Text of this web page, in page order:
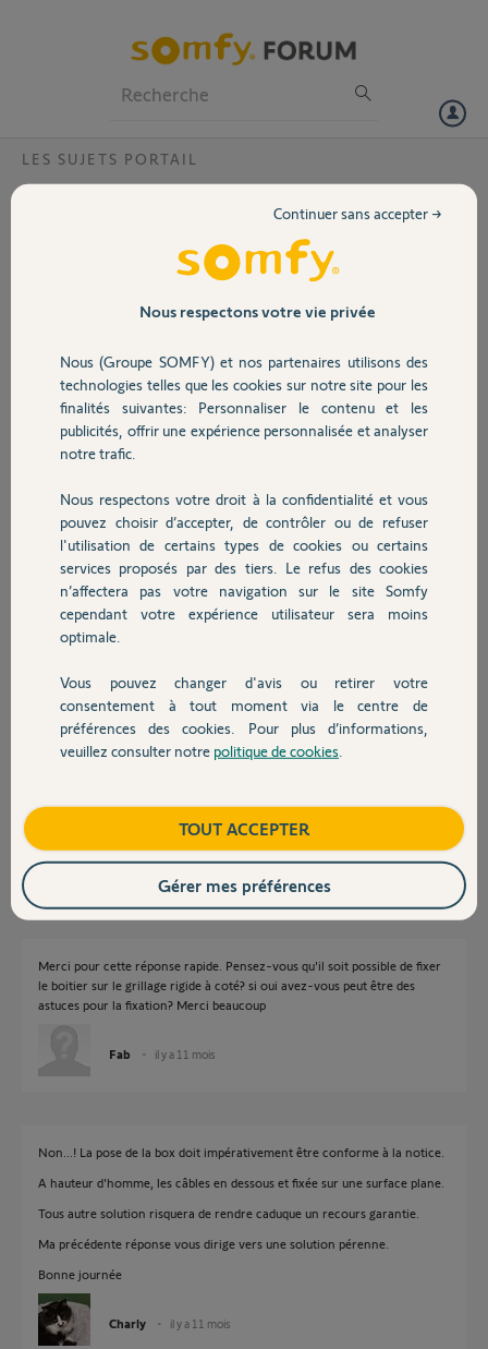
Volet
Sécurité
Domotique
Chauffage
Autres produits
Devis avec un pro
Contact
LES SUJETS PORTAIL
Sens de pose control box io
Le technicien doit me poser un moteur ixengo 3s io.
horizontal (pilier alu de 18cm). Quel peut être la conséquence d'une
seulement un problème lié a la portée de l'antenne?
Merci de vos avis.
Cordialement.
il y a 11 mois
Participer au fil de discussion
Réponses
Tout le câblage doit être en bas ! C'est impératif pour une parfaite
étanchéité.
Quitte à poser la box sur une plaque au format elle même fixée au pilier.
Charly il y a 11 mois
Merci pour cette réponse rapide. Pensez-vous qu'il soit possible de fixer
le boitier sur le grillage rigide à coté? si oui avez-vous peut être des
astuces pour la fixation? Merci beaucoup
Fab il y a 11 mois
Non...! La pose de la box doit impérativement être conforme à la notice.
A hauteur d'homme, les câbles en dessous et fixée sur une surface plane.
Tous autre solution risquera de rendre caduque un recours garantie.
Ma précédente réponse vous dirige vers une solution pérenne.
Bonne journée
Charly il y a 11 mois
Nous respectons votre vie privée
Nous (Groupe SOMFY) et nos partenaires utilisons des
technologies telles que les cookies sur notre site pour les
finalités suivantes: Personnaliser le contenu et les
publicités, offrir une expérience personnalisée et analyser
notre trafic.
Nous respectons votre droit à la confidentialité et vous
pouvez choisir d’accepter, de contrôler ou de refuser
l'utilisation de certains types de cookies ou certains
services proposés par des tiers. Le refus des cookies
n’affectera pas votre navigation sur le site Somfy
cependant votre expérience utilisateur sera moins
optimale.
Vous pouvez changer d'avis ou retirer votre
consentement à tout moment via le centre de
préférences des cookies. Pour plus d’informations,
veuillez consulter notre politique de cookies
Continuer sans accepter →
TOUT ACCEPTER
Gérer mes préférences